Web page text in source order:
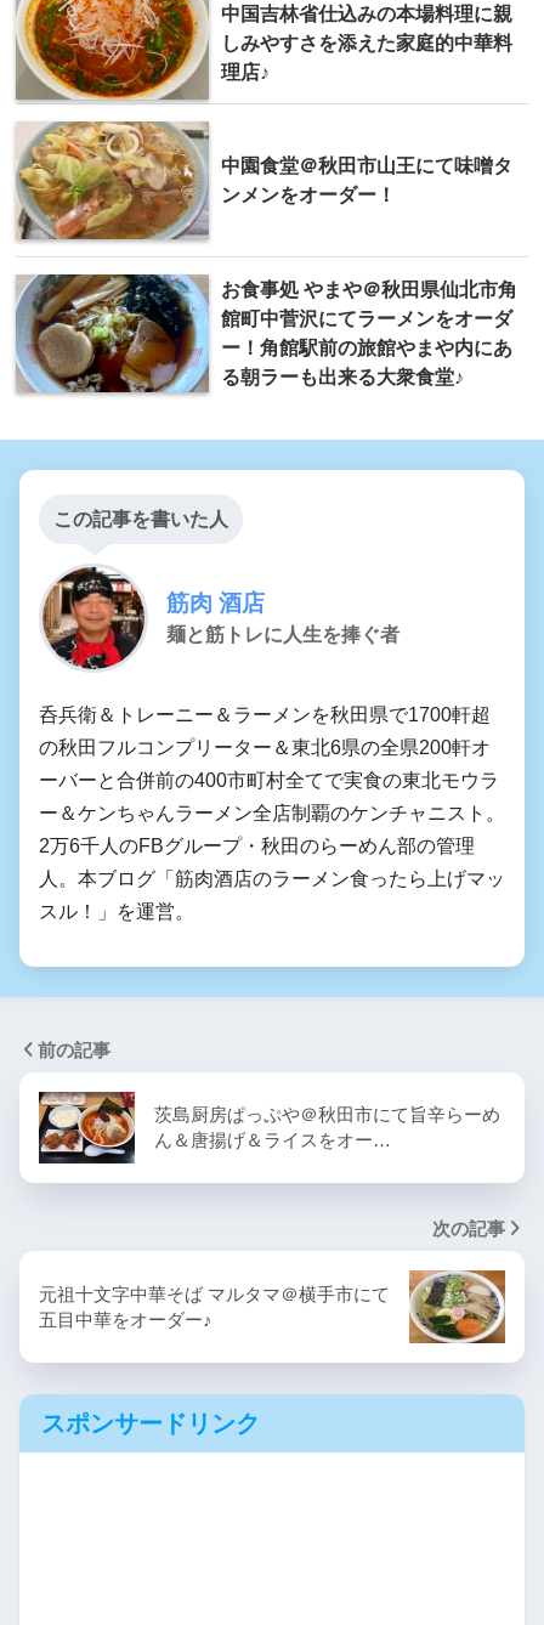
中国吉林省仕込みの本場料理に親
しみやすさを添えた家庭的中華料
理店♪
中園食堂＠秋田市山王にて味噌タ
ンメンをオーダー！
お食事処 やまや＠秋田県仙北市角
館町中菅沢にてラーメンをオーダ
ー！角館駅前の旅館やまや内にあ
る朝ラーも出来る大衆食堂♪
この記事を書いた人
筋肉 酒店
麺と筋トレに人生を捧ぐ者
呑兵衛＆トレーニー＆ラーメンを秋田県で1700軒超
の秋田フルコンプリーター＆東北6県の全県200軒オ
ーバーと合併前の400市町村全てで実食の東北モウラ
ー＆ケンちゃんラーメン全店制覇のケンチャニスト。
2万6千人のFBグループ・秋田のらーめん部の管理
人。本ブログ「筋肉酒店のラーメン食ったら上げマッ
スル！」を運営。
前の記事
茨島厨房ぱっぷや＠秋田市にて旨辛らーめ
ん＆唐揚げ＆ライスをオー…
次の記事
元祖十文字中華そば マルタマ＠横手市にて
五目中華をオーダー♪
スポンサードリンク